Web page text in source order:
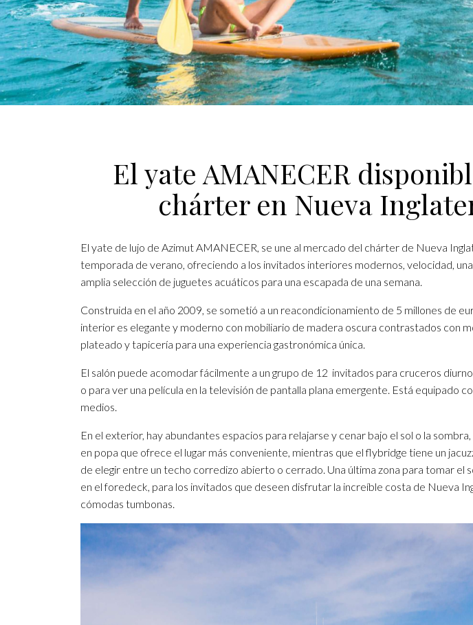
El yate AMANECER
chárter en Nueva
El yate de lujo de Azimut AMANECER, se une al mercado del chárter de Nueva
temporada de verano, ofreciendo a los invitados interiores modernos, velocidad,
amplia selección de juguetes acuáticos para una escapada de una semana.
Construida en el año 2009, se sometió a un reacondicionamiento de 5 millones de
interior es elegante y moderno con mobiliario de madera oscura contrastados con
plateado y tapicería para una experiencia gastronómica única.
El salón puede acomodar fácilmente a un grupo de 12 invitados para cruceros
o para ver una película en la televisión de pantalla plana emergente. Está equipado
medios.
En el exterior, hay abundantes espacios para relajarse y cenar bajo el sol o la
en popa que ofrece el lugar más conveniente, mientras que el flybridge tiene un
de elegir entre un techo corredizo abierto o cerrado. Una última zona para tomar el
en el foredeck, para los invitados que deseen disfrutar la increíble costa de Nueva
cómodas tumbonas.